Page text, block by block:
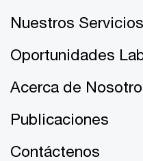
Nuestros Servicios
Oportunidades
Acerca de
Publicaciones
Contáctenos